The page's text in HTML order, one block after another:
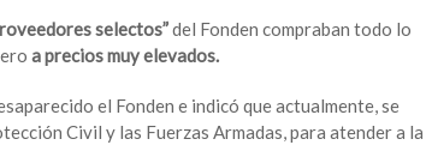
selectos”del Fonden compraban todo lo
a precios muy elevados.
el Fonden e indicó que actualmente, se
Civil y las Fuerzas Armadas, para atender a la